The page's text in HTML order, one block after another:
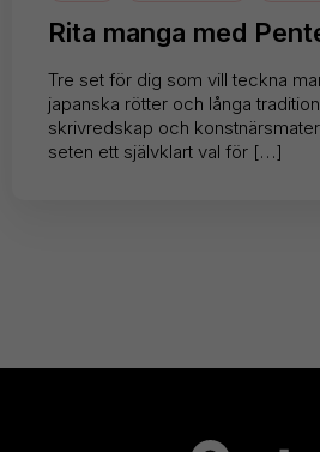
Rita manga med
Tre set för dig som vill teckna
japanska rötter och långa
skrivredskap och
seten ett självklart val för […]